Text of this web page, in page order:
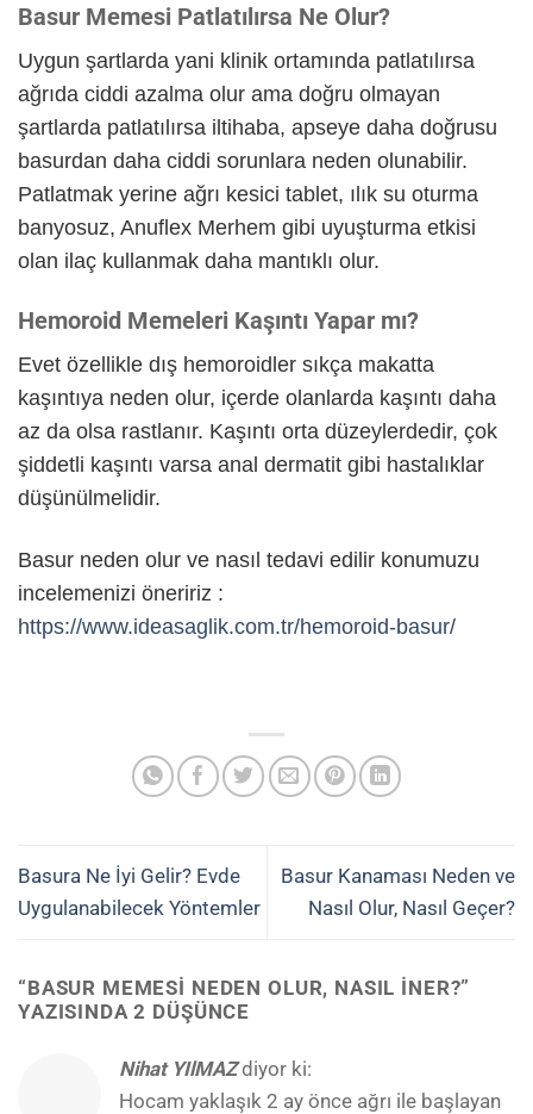
Basur Memesi Patlatılırsa Ne Olur?
Uygun şartlarda yani klinik ortamında patlatılırsa
ağrıda ciddi azalma olur ama doğru olmayan
şartlarda patlatılırsa iltihaba, apseye daha doğrusu
basurdan daha ciddi sorunlara neden olunabilir.
Patlatmak yerine ağrı kesici tablet, ılık su oturma
banyosuz, Anuflex Merhem gibi uyuşturma etkisi
olan ilaç kullanmak daha mantıklı olur.
Hemoroid Memeleri Kaşıntı Yapar mı?
Evet özellikle dış hemoroidler sıkça makatta
kaşıntıya neden olur, içerde olanlarda kaşıntı daha
az da olsa rastlanır. Kaşıntı orta düzeylerdedir, çok
şiddetli kaşıntı varsa anal dermatit gibi hastalıklar
düşünülmelidir.
Basur neden olur ve nasıl tedavi edilir konumuzu
incelemenizi öneririz :
https://www.ideasaglik.com.tr/hemoroid-basur/
Basura Ne İyi Gelir? Evde
Uygulanabilecek Yöntemler
Basur Kanaması Neden ve
Nasıl Olur, Nasıl Geçer?
“BASUR MEMESI NEDEN OLUR, NASIL İNER?”
YAZISINDA 2 DÜŞÜNCE
Nihat YIlMAZ diyor ki:
Hocam yaklaşık 2 ay önce ağrı ile başlayan